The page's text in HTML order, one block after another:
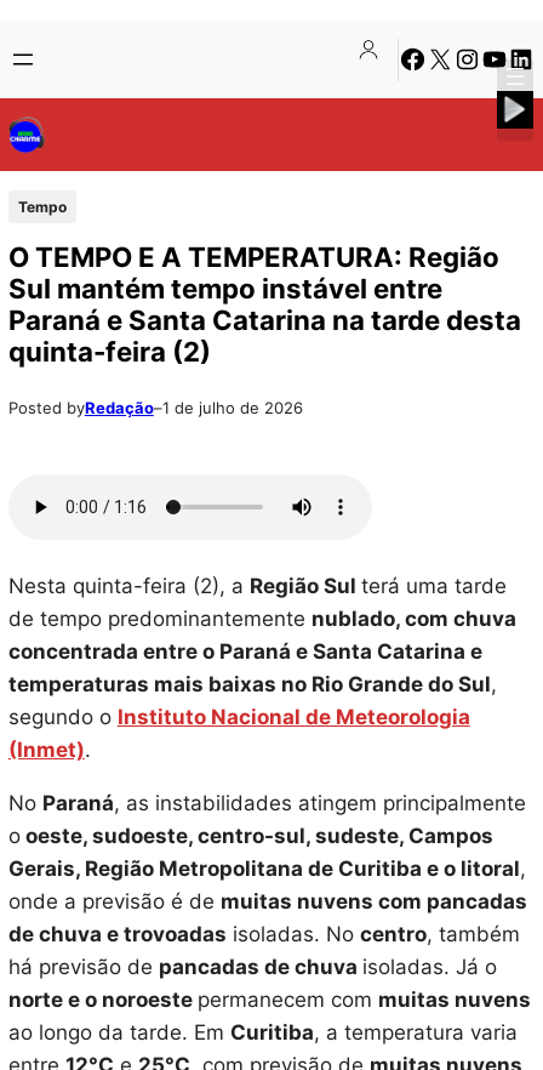
para
o
conteúdo
to
content
Facebook
X Instagram
Tempo
O TEMPO E A TEMPERATURA: Região
Sul mantém tempo instável entre
Paraná e Santa Catarina na tarde desta
quinta-feira (2)
Posted byRedação–1 de julho de 2026
Nesta quinta-feira (2), a Região Sul terá uma tarde
de tempo predominantemente nublado, com chuva
concentrada entre o Paraná e Santa Catarina e
temperaturas mais baixas no Rio Grande do Sul,
segundo o Instituto Nacional de Meteorologia
(Inmet).
No Paraná, as instabilidades atingem principalmente
ooeste, sudoeste, centro-sul, sudeste, Campos
Gerais, Região Metropolitana de Curitiba e o litoral,
onde a previsão é de muitas nuvens com pancadas
de chuva e trovoadas isoladas. No centro, também
há previsão de pancadas de chuva isoladas. Já o
norte e o noroeste permanecem com muitas nuvens
ao longo da tarde. Em Curitiba, a temperatura varia